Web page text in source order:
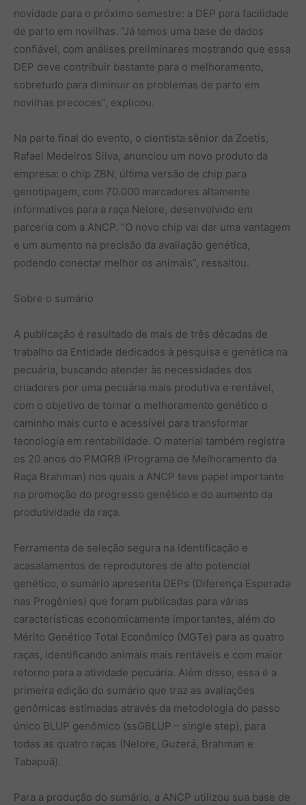
novidade para o próximo semestre: a DEP para facilidade
de parto em novilhas. “Já temos uma base de dados
confiável, com análises preliminares mostrando que essa
DEP deve contribuir bastante para o melhoramento,
sobretudo para diminuir os problemas de parto em
novilhas precoces”, explicou.
Na parte final do evento, o cientista sênior da Zoetis,
Rafael Medeiros Silva, anunciou um novo produto da
empresa: o chip ZBN, última versão de chip para
genotipagem, com 70.000 marcadores altamente
informativos para a raça Nelore, desenvolvido em
parceria com a ANCP. “O novo chip vai dar uma vantagem
e um aumento na precisão da avaliação genética,
podendo conectar melhor os animais”, ressaltou.
Sobre o sumário
A publicação é resultado de mais de três décadas de
trabalho da Entidade dedicados à pesquisa e genética na
pecuária, buscando atender às necessidades dos
criadores por uma pecuária mais produtiva e rentável,
com o objetivo de tornar o melhoramento genético o
caminho mais curto e acessível para transformar
tecnologia em rentabilidade. O material também registra
os 20 anos do PMGRB (Programa de Melhoramento da
Raça Brahman) nos quais a ANCP teve papel importante
na promoção do progresso genético e do aumento da
produtividade da raça.
Ferramenta de seleção segura na identificação e
acasalamentos de reprodutores de alto potencial
genético, o sumário apresenta DEPs (Diferença Esperada
nas Progênies) que foram publicadas para várias
características economicamente importantes, além do
Mérito Genético Total Econômico (MGTe) para as quatro
raças, identificando animais mais rentáveis e com maior
retorno para a atividade pecuária. Além disso, essa é a
primeira edição do sumário que traz as avaliações
genômicas estimadas através da metodologia do passo
único BLUP genômico (ssGBLUP – single step), para
todas as quatro raças (Nelore, Guzerá, Brahman e
Tabapuã).
Para a produção do sumário, a ANCP utilizou sua base de